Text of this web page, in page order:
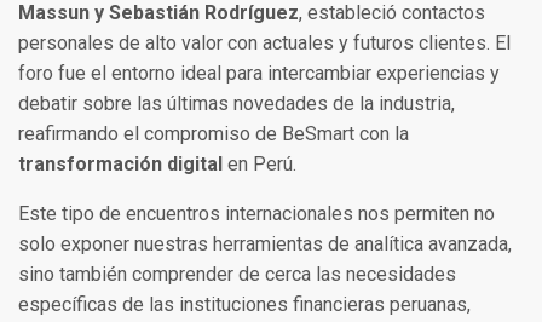
Massun y Sebastián Rodríguez, estableció contactos
personales de alto valor con actuales y futuros clientes. El
foro fue el entorno ideal para intercambiar experiencias y
debatir sobre las últimas novedades de la industria,
reafirmando el compromiso de BeSmart con la
transformación digital en Perú.
Este tipo de encuentros internacionales nos permiten no
solo exponer nuestras herramientas de analítica avanzada,
sino también comprender de cerca las necesidades
específicas de las instituciones financieras peruanas,